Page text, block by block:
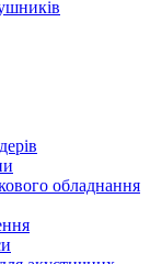
обладнання